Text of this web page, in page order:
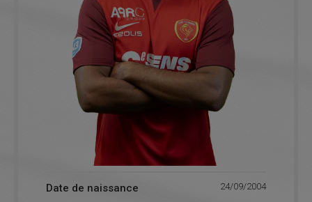
Date de naissance 24/09/2004